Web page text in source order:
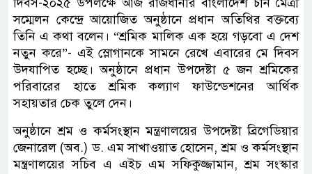
সম্মেলন কেন্দ্রে আয়োজিত অনুষ্ঠানে প্রধান অতিথির বক্তব্যে
তিনি এ কথা বলেন। “শ্রমিক মালিক এক হয়ে গড়বো এ দেশ
নতুন করে”- এই স্লোগানকে সামনে রেখে এবারের মে দিবস
উদযাপিত হচ্ছে। অনুষ্ঠানে প্রধান উপদেষ্টা ৫ জন শ্রমিকের
পরিবারের হাতে শ্রমিক কল্যাণ ফাউন্ডেশনের আর্থিক
সহায়তার চেক তুলে দেন।
অনুষ্ঠানে শ্রম ও কর্মসংস্থান মন্ত্রণালয়ের উপদেষ্টা ব্রিগেডিয়ার
জেনারেল (অব.) ড. এম সাখাওয়াত হোসেন, শ্রম ও কর্মসংস্থান
মন্ত্রণালয়ের সচিব এ এইচ এম সফিকুজ্জামান, শ্রম সংস্কার